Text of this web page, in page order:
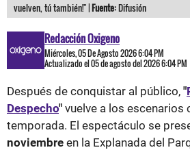
vuelven, tú también!" |Fuente:Difusión
Redacción Oxigeno
Miércoles, 05 De Agosto 2026 6:04 PM
Actualizado el 05 de agosto del 2026 6:04 PM
Después de conquistar al público, "
Despecho" vuelve a los escenarios
temporada. El espectáculo se
noviembre en la Explanada del